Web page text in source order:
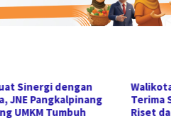
Sinergi dengan
JNE Pangkalpinang
UMKM Tumbuh
Terima
Riset